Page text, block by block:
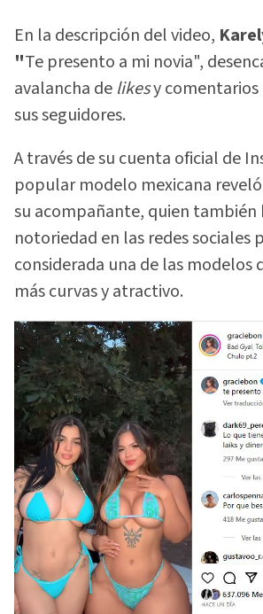
En la descripción del video,
"Te presento a mi novia",
avalancha de likesy
sus seguidores.
A través de su cuenta oficial de
popular modelo mexicana
su acompañante, quien también
notoriedad en las redes sociales
considerada una de las modelos
más curvas y atractivo.